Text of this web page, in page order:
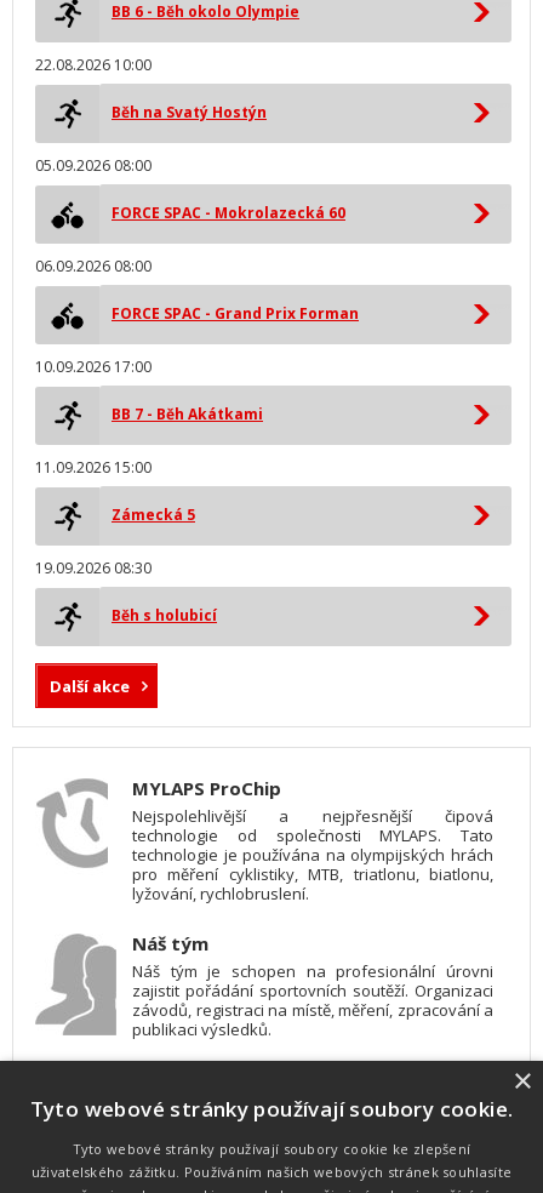
BB 6 - Běh okolo Olympie
22.08.2026 10:00
Běh na Svatý Hostýn
05.09.2026 08:00
FORCE SPAC - Mokrolazecká 60
06.09.2026 08:00
FORCE SPAC - Grand Prix Forman
10.09.2026 17:00
BB 7 - Běh Akátkami
11.09.2026 15:00
Zámecká 5
19.09.2026 08:30
Běh s holubicí
Další akce
MYLAPS ProChip
Nejspolehlivější a nejpřesnější čipová
technologie od společnosti MYLAPS. Tato
technologie je používána na olympijských hrách
pro měření cyklistiky, MTB, triatlonu, biatlonu,
lyžování, rychlobruslení.
Náš tým
Náš tým je schopen na profesionální úrovni
zajistit pořádání sportovních soutěží. Organizaci
závodů, registraci na místě, měření, zpracování a
publikaci výsledků.
Pro měření, zpracování a publikaci výsledků
používáme software vyvinutý na zakázku. Lze
online publikovat výsledky komentátorovi na
obrazovky a s nepatrným zpožděním na
webových stránkách.
×
Tyto webové stránky používají soubory cookie.
Tyto webové stránky používají soubory cookie ke zlepšení
uživatelského zážitku. Používáním našich webových stránek souhlasíte